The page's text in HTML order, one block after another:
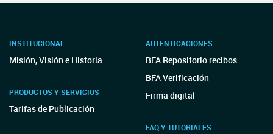
INSTITUCIONAL
Misión, Visión e Historia
PRODUCTOS Y SERVICIOS
Tarifas de Publicación
AUTENTICACIONES
BFA Repositorio recibos
BFA Verificación
Firma digital
FAQ Y TUTORIALES